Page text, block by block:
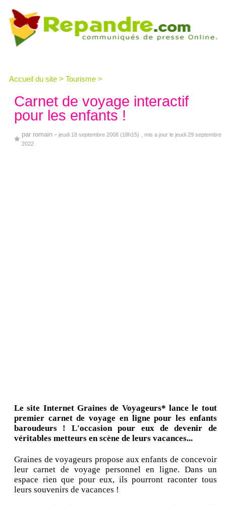
Accueil du site > Tourisme >
Carnet de voyage interactif
pour les enfants !
par romain - jeudi 18 septembre 2008 (18h15)
, mis a jour le jeudi 29 septembre
2022
Le site Internet Graines de Voyageurs* lance le tout
premier carnet de voyage en ligne pour les enfants
baroudeurs ! L'occasion pour eux de devenir de
véritables metteurs en scène de leurs vacances...
Graines de voyageurs propose aux enfants de concevoir
leur carnet de voyage personnel en ligne. Dans un
espace rien que pour eux, ils pourront raconter tous
leurs souvenirs de vacances !